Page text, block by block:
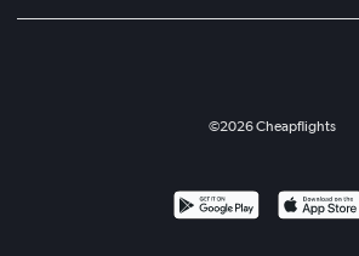
©2026Cheapflights